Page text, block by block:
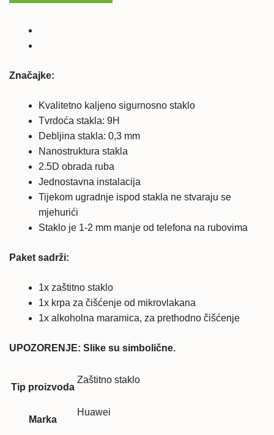
Značajke:
Kvalitetno kaljeno sigurnosno staklo
Tvrdoća stakla: 9H
Debljina stakla: 0,3 mm
Nanostruktura stakla
2.5D obrada ruba
Jednostavna instalacija
Tijekom ugradnje ispod stakla ne stvaraju se
mjehurići
Staklo je 1-2 mm manje od telefona na rubovima
Paket sadrži:
1x zaštitno staklo
1x krpa za čišćenje od mikrovlakana
1x alkoholna maramica, za prethodno čišćenje
UPOZORENJE: Slike su simbolične.
Tip proizvoda
Zaštitno staklo
Marka
Huawei